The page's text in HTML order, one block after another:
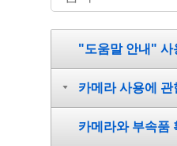
"도움말 안내" 사
카메라 사용에 관
카메라와 부속품